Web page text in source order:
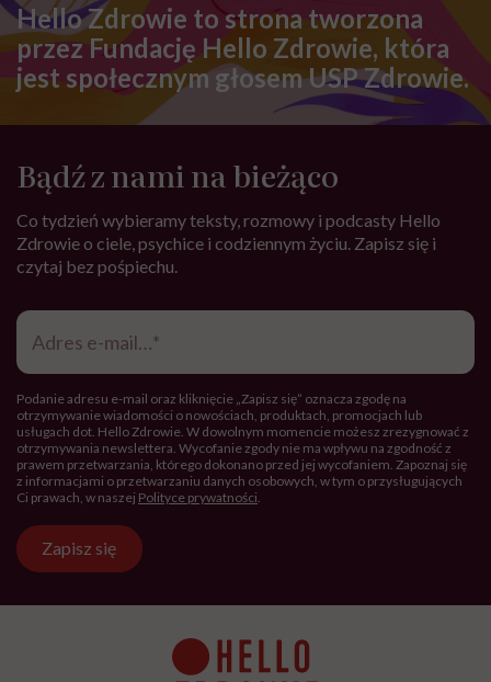
Hello Zdrowie to strona tworzona
przez Fundację Hello Zdrowie, która
jest społecznym głosem USP Zdrowie.
Bądź z nami na bieżąco
Co tydzień wybieramy teksty, rozmowy i podcasty Hello
Zdrowie o ciele, psychice i codziennym życiu. Zapisz się i
czytaj bez pośpiechu.
Adres
mail*
Podanie adresu e-mail oraz kliknięcie „Zapisz się” oznacza zgodę na
otrzymywanie wiadomości o nowościach, produktach, promocjach lub
usługach dot. Hello Zdrowie. W dowolnym momencie możesz zrezygnować z
otrzymywania newslettera. Wycofanie zgody nie ma wpływu na zgodność z
prawem przetwarzania, którego dokonano przed jej wycofaniem. Zapoznaj się
z informacjami o przetwarzaniu danych osobowych, w tym o przysługujących
Ci prawach, w naszej Polityce prywatności
Zapisz się